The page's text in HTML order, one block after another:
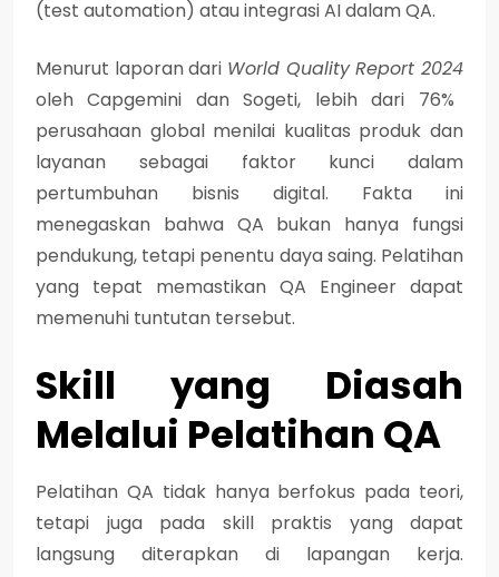
(test automation) atau integrasiAI dalam QA.
Menurut laporan dari World Quality Report 2024
oleh Capgemini dan Sogeti, lebih dari 76%
perusahaan global menilai kualitas produk dan
layanan sebagai faktor kunci dalam
pertumbuhan bisnis digital. Fakta ini
menegaskan bahwa QA bukan hanya fungsi
pendukung, tetapi penentu daya saing. Pelatihan
yang tepat memastikan QA Engineer dapat
memenuhi tuntutan tersebut.
Skill yang Diasah
Melalui Pelatihan QA
Pelatihan QA tidak hanya berfokus pada teori,
tetapi juga pada skill praktis yang dapat
langsung diterapkan di lapangan kerja.